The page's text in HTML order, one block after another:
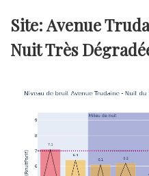
Site: Avenue
Nuit Très